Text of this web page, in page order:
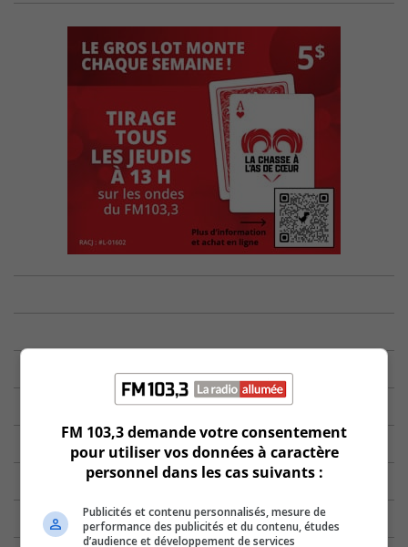
FM 103,3 demande votre consentement
pour utiliser vos données à caractère
personnel dans les cas suivants :
Publicités et contenu personnalisés, mesure de
performance des publicités et du contenu, études
d’audience et développement de services